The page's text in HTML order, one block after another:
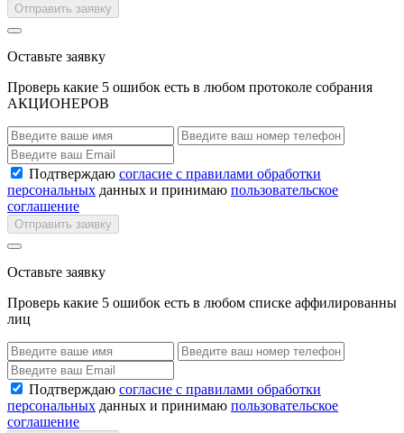
Отправить заявку
Оставьте заявку
Проверь какие 5 ошибок есть в любом протоколе собрания
АКЦИОНЕРОВ
Подтверждаю согласие с правилами обработки
персональных данных и принимаю пользовательское
соглашение
Отправить заявку
Оставьте заявку
Проверь какие 5 ошибок есть в любом списке аффилированны
лиц
Подтверждаю согласие с правилами обработки
персональных данных и принимаю пользовательское
соглашение